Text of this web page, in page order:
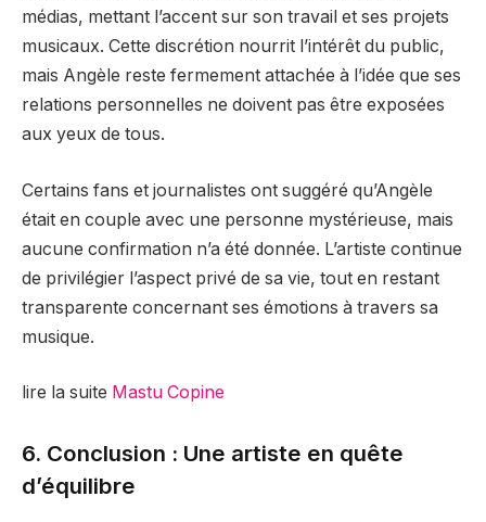
médias, mettant l’accent sur son travail et ses projets
musicaux. Cette discrétion nourrit l’intérêt du public,
mais Angèle reste fermement attachée à l’idée que ses
relations personnelles ne doivent pas être exposées
aux yeux de tous.
Certains fans et journalistes ont suggéré qu’Angèle
était en couple avec une personne mystérieuse, mais
aucune confirmation n’a été donnée. L’artiste continue
de privilégier l’aspect privé de sa vie, tout en restant
transparente concernant ses émotions à travers sa
musique.
lire la suite Mastu Copine
6. Conclusion : Une artiste en quête
d’équilibre